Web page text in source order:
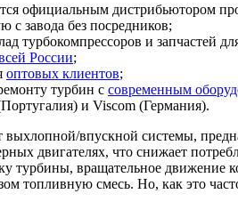
официальным дистрибьютором
с завода без посредников;
турбокомпрессоров и запчастей
России;
оптовых клиентов;
турбин с современным
и Viscom (Германия).
выхлопной/впускной системы,
двигателях, что снижает
турбины, вращательное движение
топливную смесь. Но, как это